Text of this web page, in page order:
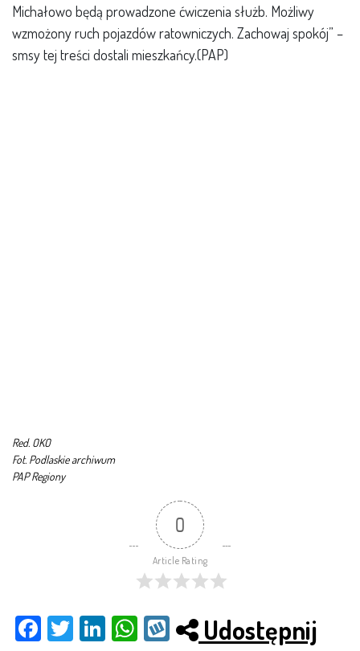
Michałowo będą prowadzone ćwiczenia służb. Możliwy
wzmożony ruch pojazdów ratowniczych. Zachowaj spokój” –
smsy tej treści dostali mieszkańcy.(PAP)
Red. OKO
Fot. Podlaskie archiwum
PAP Regiony
0
Article Rating
Fac
Twit
Link
Wh
Wy
Udostępnij